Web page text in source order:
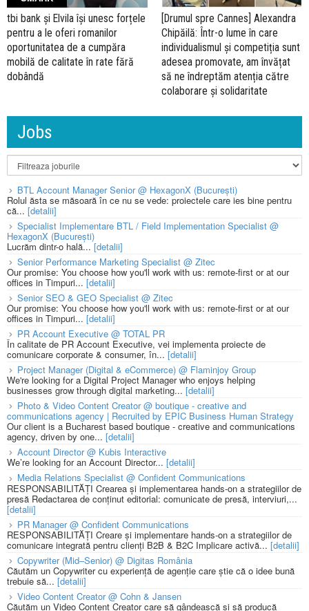
tbi bank și Elvila își unesc forțele
pentru a le oferi romanilor
oportunitatea de a cumpăra
mobilă de calitate în rate fără
dobândă
[Drumul spre Cannes] Alexandra
Chipăilă: Într-o lume în care
individualismul și competiția sunt
adesea promovate, am învățat
să ne îndreptăm atenția către
colaborare și solidaritate
Jobs
BTL Account Manager Senior @ HexagonX (București)
Rolul ăsta se măsoară în ce nu se vede: proiectele care ies bine pentru
că... [detalii]
Specialist Implementare BTL / Field Implementation Specialist @
HexagonX (București)
Lucrăm dintr-o hală...[detalii]
Senior Performance Marketing Specialist @ Zitec
Our promise: You choose how you'll work with us: remote-first or at our
offices in Timpuri... [detalii]
Senior SEO & GEO Specialist @ Zitec
Our promise: You choose how you'll work with us: remote-first or at our
offices in Timpuri... [detalii]
PR Account Executive @ TOTAL PR
În calitate de PR Account Executive, vei implementa proiecte de
comunicare corporate & consumer, în... [detalii]
Project Manager (Digital & eCommerce) @ Flaminjoy Group
We're looking for a Digital Project Manager who enjoys helping
businesses grow through digital marketing... [detalii]
Photo & Video Content Creator @ boutique - creative and
communications agency | Recruited by EPIC Business Human Strategy
Our client is a Bucharest based boutique - creative and communications
agency, driven by one... [detalii]
Account Director @ Kubis Interactive
We’re looking for an Account Director... [detalii]
Media Relations Specialist @ Confident Communications
RESPONSABILITĂȚI Crearea și implementarea hands-on a strategiilor de
presă Redactarea de conținut editorial: comunicate de presă, interviuri,...
[detalii]
PR Manager @ Confident Communications
RESPONSABILITĂȚI Creare și implementare hands-on a strategiilor de
comunicare integrată pentru clienți B2B & B2C Implicare activă... [detalii]
Copywriter (Mid–Senior) @ Digitas România
Căutăm un Copywriter cu experiență de agenție care știe că o idee bună
trebuie să... [detalii]
Video Content Creator @ Cohn & Jansen
Căutăm un Video Content Creator care să gândească și să producă